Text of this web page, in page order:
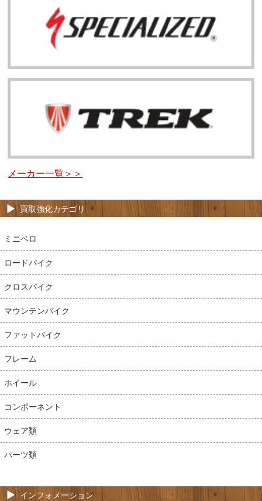
メーカー一覧＞＞
買取強化カテゴリ
ミニベロ
ロードバイク
クロスバイク
マウンテンバイク
ファットバイク
フレーム
ホイール
コンポーネント
ウェア類
パーツ類
インフォメーション